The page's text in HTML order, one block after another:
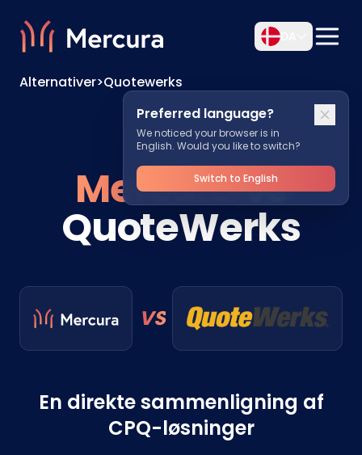
Preferred language?
We noticed your browser is in
English. Would you like to switch?
Switch to English
Alternativer>Quotewerks
Mercuravs
QuoteWerks
VS
En direkte sammenligning af
CPQ-løsninger